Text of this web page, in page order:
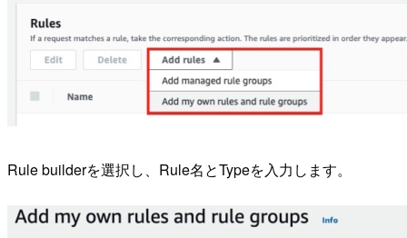
Rule builderを選択し、Rule名とTypeを入力します。